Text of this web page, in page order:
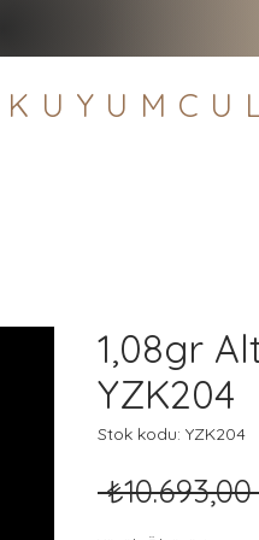
KUYUMCU
1,08gr
YZK204
Stok kodu: YZK204
₺10.693,00